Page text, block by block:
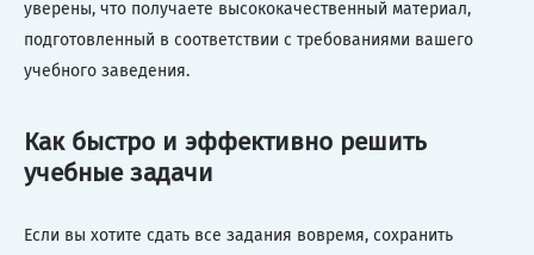
уверены, что получаете высококачественный материал,
подготовленный в соответствии с требованиями вашего
учебного заведения.
Как быстро и эффективно решить
учебные задачи
Если вы хотите сдать все задания вовремя, сохранить